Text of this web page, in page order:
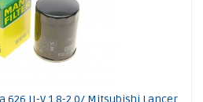
II-V 1.8-2.0/ Mitsubishi Lancer